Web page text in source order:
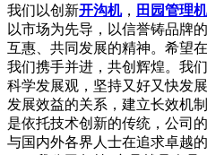
我们以创新开沟机， 田园管理机
以市场为先导，以信誉铸品牌
互惠、共同发展的精神。希望
我们携手并进，共创辉煌。我
科学发展观，坚持又好又快发
发展效益的关系，建立长效机
是依托技术创新的传统，公司
与国内外各界人士在追求卓越